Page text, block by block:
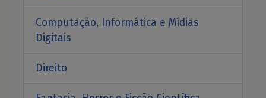
Computação, Informática e Mídias
Digitais
Direito